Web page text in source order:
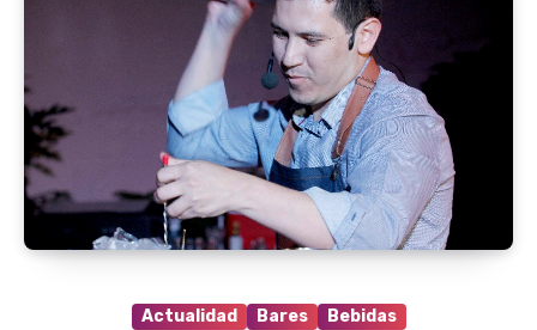
Actualidad Bares Bebidas